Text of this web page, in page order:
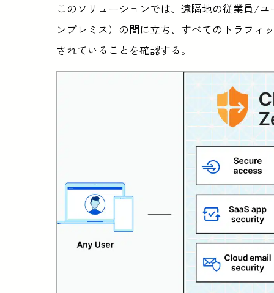
このソリューションでは、遠隔地の従業員/
ンプレミス）の間に立ち、すべてのトラフィ
されていることを確認する。